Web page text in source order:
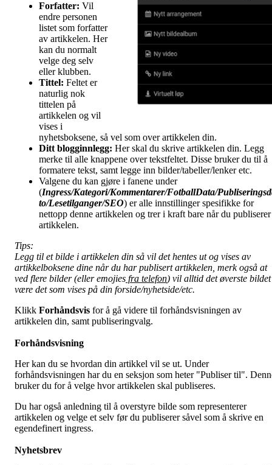
Forfatter: Vil
endre personen
listet som forfatter
av artikkelen. Her
kan du normalt
velge deg selv
eller klubben.
Tittel: Feltet er
naturlig nok
tittelen på
artikkelen og vil
vises i
nyhetsboksene, så vel som over artikkelen din.
Ditt blogginnlegg: Her skal du skrive artikkelen din. Legg
merke til alle knappene over tekstfeltet. Disse bruker du til å
formatere tekst, samt legge inn bilder/tabeller/lenker etc.
Valgene du kan gjøre i fanene under
(Ingress/Kategori/Kommentarer/FotballData/
to/Lesetilganger/SEO) er alle innstillinger spesifikke for
nettopp denne artikkelen og trer i kraft bare når du publiserer
artikkelen.
Tips:
Legg til et bilde i artikkelen din så vil det hentes ut og vises av
artikkelboksene dine når du har publisert artikkelen, merk også at
ved flere bilder (eller emojies fra telefon) vil alltid det øverste bildet
være det som vises på din forside/nyhetside/etc.
Klikk Forhåndsvis for å gå videre til forhåndsvisningen av
artikkelen din, samt publiseringvalg.
Forhåndsvisning
Her kan du se hvordan din artikkel vil se ut. Under
forhåndsvisningen har du en seksjon som heter "Publiser til".
bruker du for å velge hvor artikkelen skal publiseres.
Du har også anledning til å overstyre bilde som representerer
artikkelen og velge et selv før du publiserer såvel som å skrive en
egendefinert ingress.
Nyhetsbrev